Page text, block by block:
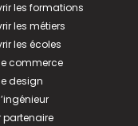
les formations
les métiers
les écoles
commerce
design
partenaire